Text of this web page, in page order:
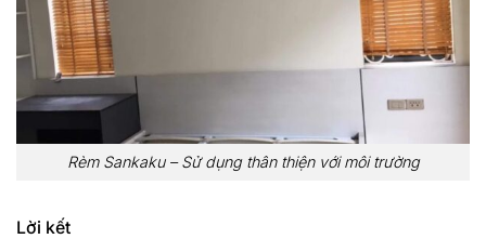
Rèm Sankaku – Sử dụng thân thiện với môi trường
Lời kết